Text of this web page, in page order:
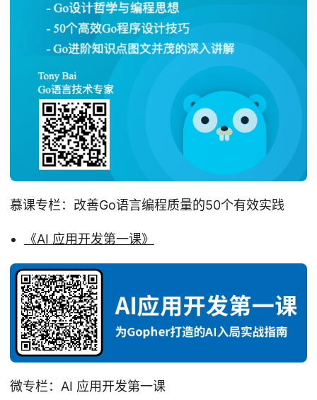
慕课专栏：改善Go语言编程质量的50个有效实践
《AI 应用开发第一课》
微专栏：AI 应用开发第一课